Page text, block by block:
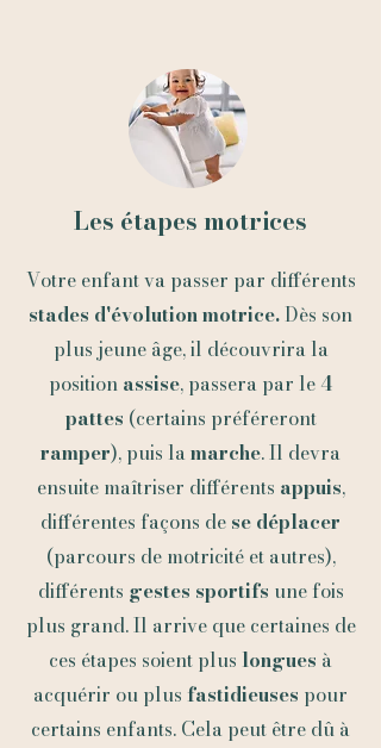
Les étapes motrices
Votre enfant va passer par différents
stades d'évolution motrice.Dès son
plus jeune âge, il découvrira la
position assise, passera par le 4
pattes (certains préféreront
ramper), puis lamarche. Il devra
ensuite maîtriser différents appuis,
différentes façons de se déplacer
(parcours de motricité et autres),
différents gestes sportifs une fois
plus grand. Il arrive que certaines de
ces étapes soient plus longues à
acquérir ou plus fastidieuses pour
certains enfants. Cela peut être dû à